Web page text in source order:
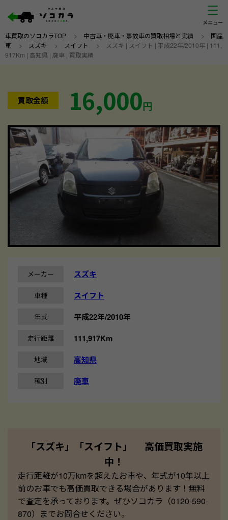
車買取のソコカラTOP > 中古車・廃車・事故車の買取相場と実績 > 国産
車 > スズキ > スイフト >
スズキ | スイフト | 平成22年/2010年 | 111,
917Km | 高知県 | 廃車 | 買取実績
買取金額 16,000円
メーカー スズキ
車種 スイフト
年式 平成22年/2010年
走行距離 111,917Km
地域 高知県
種別 廃車
「スズキ」「スイフト」 高価買取実施
中！
走行距離が10万kmを超えたお車や、年式が10年以上
前のお車でも高価買取できる場合があります！無料
で査定を承っております。ぜひソコカラ（0120-590-
870）までお問合せください。